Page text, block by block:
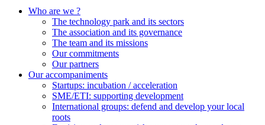
Who are we ?
The technology park and its sectors
The association and its governance
The team and its missions
Our commitments
Our partners
Our accompaniments
Startups: incubation / acceleration
SME/ETI: supporting development
International groups: defend and develop your local
roots